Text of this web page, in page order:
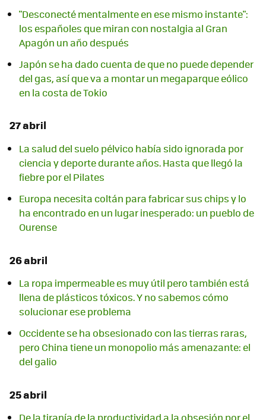
"Desconecté mentalmente en ese mismo instante":
los españoles que miran con nostalgia al Gran
Apagón un año después
Japón se ha dado cuenta de que no puede depender
del gas, así que va a montar un megaparque eólico
en la costa de Tokio
27 abril
La salud del suelo pélvico había sido ignorada por
ciencia y deporte durante años. Hasta que llegó la
fiebre por el Pilates
Europa necesita coltán para fabricar sus chips y lo
ha encontrado en un lugar inesperado: un pueblo de
Ourense
26 abril
La ropa impermeable es muy útil pero también está
llena de plásticos tóxicos. Y no sabemos cómo
solucionar ese problema
Occidente se ha obsesionado con las tierras raras,
pero China tiene un monopolio más amenazante: el
del galio
25 abril